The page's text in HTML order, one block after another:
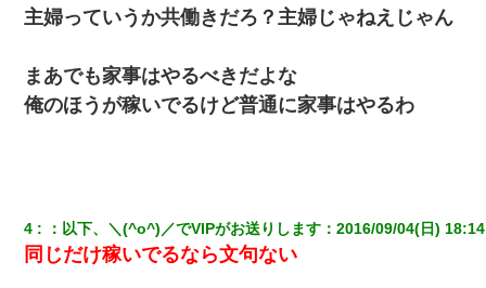
主婦っていうか共働きだろ？主婦じゃねえじゃん
まあでも家事はやるべきだよな
俺のほうが稼いでるけど普通に家事はやるわ
4 ： 以下、＼(^o^)／でVIPがお送りします ：2016/09/04(日)
同じだけ稼いでるなら文句ない